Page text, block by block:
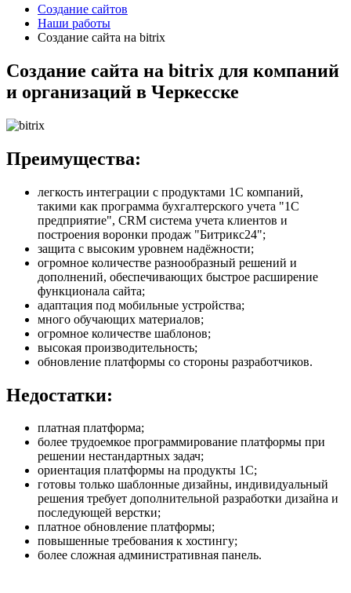
Создание сайтов
Наши работы
Создание сайта на bitrix
Создание сайта на bitrix для компаний
и организаций в Черкесске
Преимущества:
легкость интеграции с продуктами 1С компаний,
такими как программа бухгалтерского учета "1С
предприятие", CRM система учета клиентов и
построения воронки продаж "Битрикс24";
защита с высоким уровнем надёжности;
огромное количестве разнообразный решений и
дополнений, обеспечивающих быстрое расширение
функционала сайта;
адаптация под мобильные устройства;
много обучающих материалов;
огромное количестве шаблонов;
высокая производительность;
обновление платформы со стороны разработчиков.
Недостатки:
платная платформа;
более трудоемкое программирование платформы при
решении нестандартных задач;
ориентация платформы на продукты 1С;
готовы только шаблонные дизайны, индивидуальный
решения требует дополнительной разработки дизайна и
последующей верстки;
платное обновление платформы;
повышенные требования к хостингу;
более сложная административная панель.